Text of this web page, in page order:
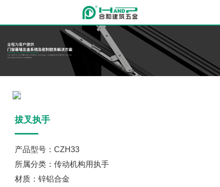
拔叉执手
产品型号：CZH33
所属分类：传动机构用执手
材质：锌铝合金